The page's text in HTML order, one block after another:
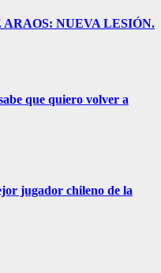
NUEVA LESIÓN.
que quiero volver a
jugador chileno de la